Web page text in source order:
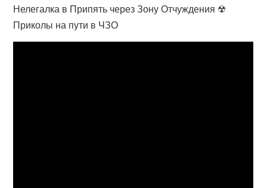
Нелегалка в Припять через Зону Отчуждения ☢
Приколы на пути в ЧЗО